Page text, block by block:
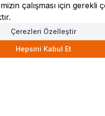
çalışması için gerekli
Çerezleri Özelleştir
Hepsini Kabul Et